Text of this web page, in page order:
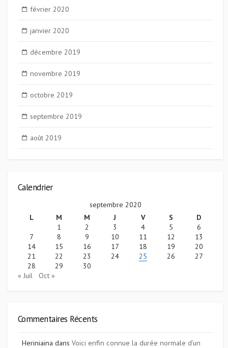
février 2020
janvier 2020
décembre 2019
novembre 2019
octobre 2019
septembre 2019
août 2019
Calendrier
septembre 2020
L
M M J V S
D
1
2 3 4 5
6
7
8 9 10 11 12
13
14
15 16 17 18 19
20
21
22 23 24 25 26
27
28
29
30
« Juil
Oct »
Commentaires Récents
Heriniaina dans Voici enfin connue la durée normale d’un